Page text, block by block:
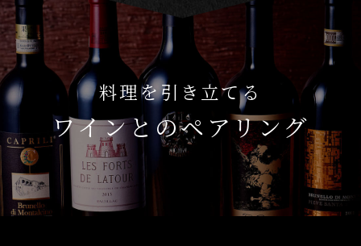
料理を引き立てる
ワインとのペアリング